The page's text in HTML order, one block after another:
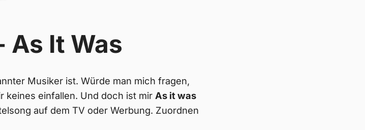
As It Was
Musiker ist. Würde man mich fragen,
keines einfallen. Und doch ist mir As it was
auf dem TV oder Werbung. Zuordnen